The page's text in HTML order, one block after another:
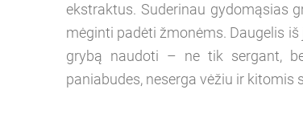
ekstraktus. Suderinau gydomąsias
mėginti padėti žmonėms. Daugelis
grybą naudoti – ne tik sergant,
paniabudes, neserga vėžiu ir kitomis